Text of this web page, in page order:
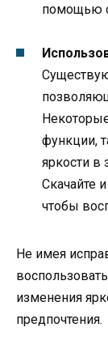
помощью
функции,
яркости в
Скачайте
чтобы
Не имея
изменения
предпочтения.